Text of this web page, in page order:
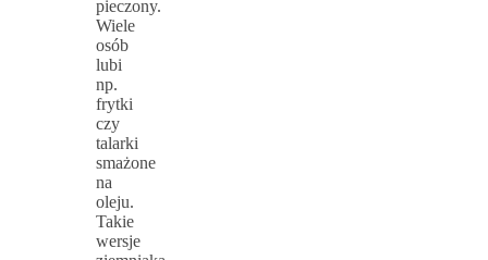
pieczony.
Wiele
osób
lubi
np.
frytki
czy
talarki
smażone
na
oleju.
Takie
wersje